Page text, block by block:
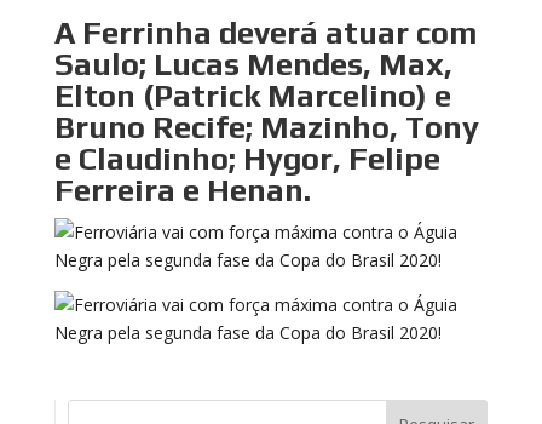
A Ferrinha deverá atuar com
Saulo; Lucas Mendes, Max,
Elton (Patrick Marcelino) e
Bruno Recife; Mazinho, Tony
e Claudinho; Hygor, Felipe
Ferreira e Henan.